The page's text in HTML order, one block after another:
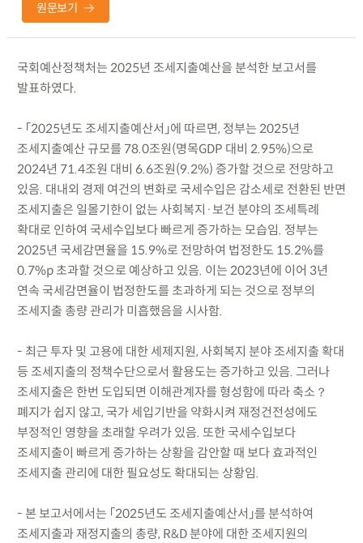
원문보기
국회예산정책처는 2025년 조세지출예산을 분석한 보고서를
발표하였다.
- 「2025년도 조세지출예산서」에 따르면, 정부는 2025년
조세지출예산 규모를 78.0조원(명목GDP 대비 2.95%)으로
2024년 71.4조원 대비 6.6조원(9.2%) 증가할 것으로 전망하고
있음. 대내외 경제 여건의 변화로 국세수입은 감소세로 전환된 반면
조세지출은 일몰기한이 없는 사회복지·보건 분야의 조세특례
확대로 인하여 국세수입보다 빠르게 증가하는 모습임. 정부는
2025년 국세감면율을 15.9%로 전망하여 법정한도 15.2%를
0.7%p 초과할 것으로 예상하고 있음. 이는 2023년에 이어 3년
연속 국세감면율이 법정한도를 초과하게 되는 것으로 정부의
조세지출 총량 관리가 미흡했음을 시사함.
- 최근 투자 및 고용에 대한 세제지원, 사회복지 분야 조세지출 확대
등 조세지출의 정책수단으로서 활용도는 증가하고 있음. 그러나
조세지출은 한번 도입되면 이해관계자를 형성함에 따라 축소？
폐지가 쉽지 않고, 국가 세입기반을 약화시켜 재정건전성에도
부정적인 영향을 초래할 우려가 있음. 또한 국세수입보다
조세지출이 빠르게 증가하는 상황을 감안할 때 보다 효과적인
조세지출 관리에 대한 필요성도 확대되는 상황임.
- 본 보고서에서는 「2025년도 조세지출예산서」를 분석하여
조세지출과 재정지출의 총량, R&D 분야에 대한 조세지원의